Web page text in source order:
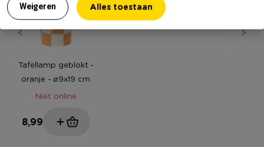
Weigeren Alles toestaan
Tafellamp geblokt -
oranje - ø9x19 cm
Niet online
8,99